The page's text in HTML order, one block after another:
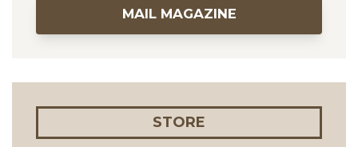
MAIL MAGAZINE
STORE